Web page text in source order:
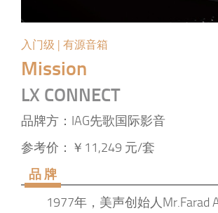
入门级 | 有源音箱
Mission
LX CONNECT
品牌方：IAG先歌国际影音
参考价：￥11,249 元/套
品 牌
1977年，美声创始人